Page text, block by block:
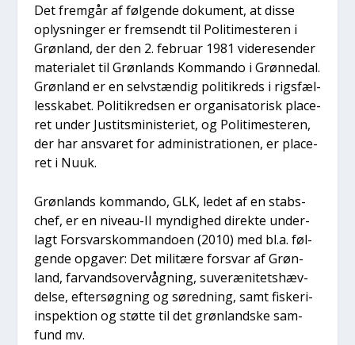
Det frem­går af føl­gen­de doku­ment, at dis­se
oplys­nin­ger er frem­sendt til Poli­ti­meste­ren i
Grøn­land, der den 2. febru­ar 1981 vide­re­sen­der
mate­ri­a­let til Grøn­lands Kom­man­do i Grøn­nedal.
Grøn­land er en selv­stæn­dig poli­tik­reds i rigs­fæl­
les­ska­bet. Poli­tik­red­sen er orga­ni­sa­to­risk pla­ce­
ret under Justits­mi­ni­ste­ri­et, og Poli­ti­meste­ren,
der har ansva­ret for admi­ni­stra­tio­nen, er pla­ce­
ret i Nuuk.
Grøn­lands kom­man­do, GLK, ledet af en stabs­
chef, er en niveau-II myn­dig­hed direk­te under­
lagt For­svarskom­man­do­en (2010) med bl.a. føl­
gen­de opga­ver: Det mili­tæ­re for­svar af Grøn­
land, far­vandsover­våg­ning, suveræ­ni­tets­hæv­
del­se, efter­søg­ning og søred­ning, samt fiske­ri­
in­spek­tion og støt­te til det grøn­land­ske sam­
fund mv.